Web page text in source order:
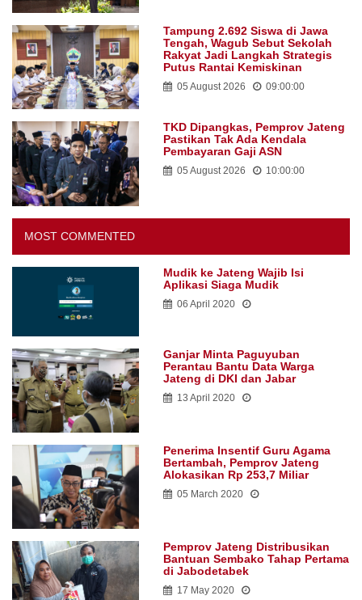
Tampung 2.692 Siswa di Jawa
Tengah, Wagub Sebut Sekolah
Rakyat Jadi Langkah Strategis
Putus Rantai Kemiskinan
05 August 2026 09:00:00
TKD Dipangkas, Pemprov Jateng
Pastikan Tak Ada Kendala
Pembayaran Gaji ASN
05 August 2026 10:00:00
MOST COMMENTED
Mudik ke Jateng Wajib Isi
Aplikasi Siaga Mudik
06 April 2020
Ganjar Minta Paguyuban
Perantau Bantu Data Warga
Jateng di DKI dan Jabar
13 April 2020
Penerima Insentif Guru Agama
Bertambah, Pemprov Jateng
Alokasikan Rp 253,7 Miliar
05 March 2020
Pemprov Jateng Distribusikan
Bantuan Sembako Tahap Pertama
di Jabodetabek
17 May 2020